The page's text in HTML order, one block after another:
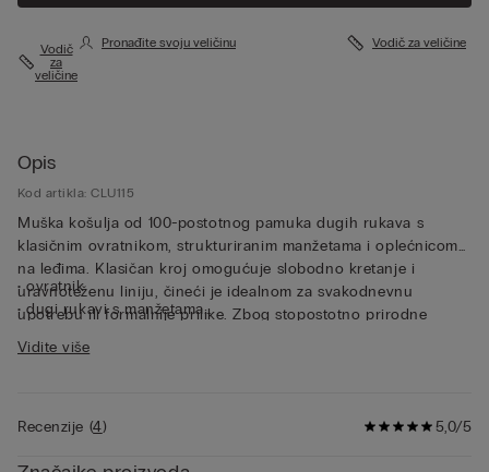
Vodič
za
veličine
Pronađite svoju veličinu Vodič za veličine
Opis
Kod artikla: CLU115
Muška košulja od 100-postotnog pamuka dugih rukava s
klasičnim ovratnikom, strukturiranim manžetama i oplećnicom
na leđima. Klasičan kroj omogućuje slobodno kretanje i
uravnoteženu liniju, čineći je idealnom za svakodnevnu
upotrebu ili formalnije prilike. Zbog stopostotno prirodne
tkanine ova je lanena košulja dugih rukava iznimno prozračna
te posjeduje termoregulacijska svojstva, što je čini savršenom
• ovratnik
• dugi rukavi s manžetama
• model je visok 185 cm i nosi veličinu L
Vidite više
5,0/5
Recenzije (4)